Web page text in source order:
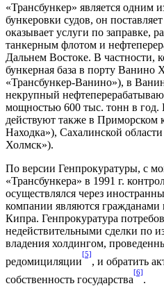
«Трансбункер» является одним
бункеровки судов, он
оказывает услуги по заправке,
танкерным флотом и
Дальнем Востоке. В частности,
бункерная база в порту Ванино
«Трансбункер-Ванино»), в
некрупный
мощностью 600 тыс. тонн в год.
действуют также в
Находка»), Сахалинской
Холмск»).
По версии Генпрокуратуры, с
«Трансбункера» в 1991 г.
осуществлялся через
компании являются
Кипра. Генпрокуратура
недействительными сделки по
владения холдингом,
редомициляции
[5]
, и обратить
собственность государства
[6]